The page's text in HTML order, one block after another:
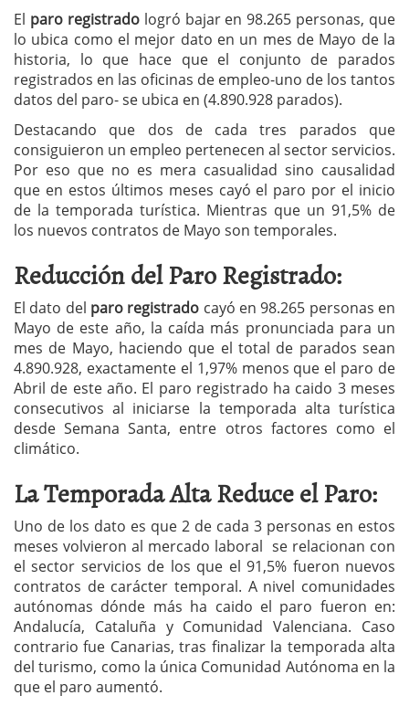
El paro registradologró bajar en 98.265 personas, que
lo ubica como el mejor dato en un mes de Mayo de la
historia, lo que hace que el conjunto de parados
registrados en las oficinas de empleo-uno de los tantos
datos del paro- se ubica en (4.890.928 parados).
Destacando que dos de cada tres parados que
consiguieron un empleo pertenecen al sector servicios.
Por eso que no es mera casualidad sino causalidad
que en estos últimos meses cayó el paro por el inicio
de la temporada turística. Mientras que un 91,5% de
los nuevos contratos de Mayo son temporales.
Reducción del Paro Registrado:
El dato del paro registrado cayó en 98.265 personas en
Mayo de este año, la caída más pronunciada para un
mes de Mayo, haciendo que el total de parados sean
4.890.928, exactamente el 1,97% menos que el paro de
Abril de este año. El paro registrado ha caido 3 meses
consecutivos al iniciarse la temporada alta turística
desde Semana Santa, entre otros factores como el
climático.
La Temporada Alta Reduce el Paro:
Uno de los dato es que 2 de cada 3 personas en estos
meses volvieron al mercado laboral se relacionan con
el sector servicios de los que el 91,5% fueron nuevos
contratos de carácter temporal. A nivel comunidades
autónomas dónde más ha caido el paro fueron en:
Andalucía, Cataluña y Comunidad Valenciana. Caso
contrario fue Canarias, tras finalizar la temporada alta
del turismo, como la única Comunidad Autónoma en la
que el paro aumentó.